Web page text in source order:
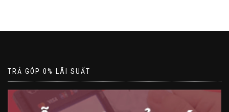
TRẢ GÓP 0% LÃI SUẤT